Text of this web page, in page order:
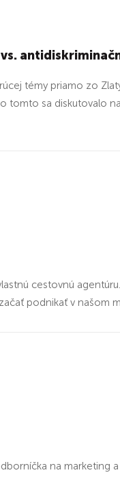
témy priamo zo
tomto sa diskutovalo
cestovnú
podnikať v našom
na marketing